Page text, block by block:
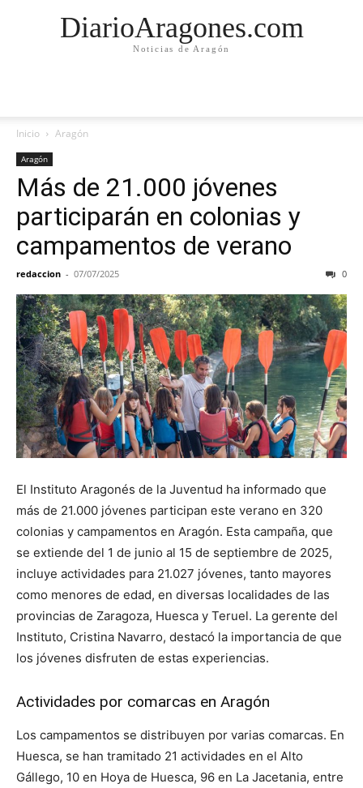
DiarioAragones.com
Noticias de Aragón
Inicio Aragón
Aragón
Más de 21.000 jóvenes
participarán en colonias y
campamentos de verano
redaccion - 07/07/2025 0
El Instituto Aragonés de la Juventud ha informado que
más de 21.000 jóvenes participan este verano en 320
colonias y campamentos en Aragón. Esta campaña, que
se extiende del 1 de junio al 15 de septiembre de 2025,
incluye actividades para 21.027 jóvenes, tanto mayores
como menores de edad, en diversas localidades de las
provincias de Zaragoza, Huesca y Teruel. La gerente del
Instituto, Cristina Navarro, destacó la importancia de que
los jóvenes disfruten de estas experiencias.
Actividades por comarcas en Aragón
Los campamentos se distribuyen por varias comarcas. En
Huesca, se han tramitado 21 actividades en el Alto
Gállego, 10 en Hoya de Huesca, 96 en La Jacetania, entre